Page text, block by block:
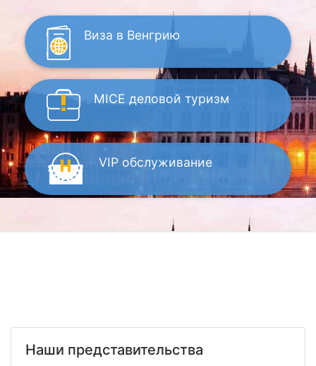
Виза в Венгрию
MICE деловой туризм
VIP обслуживание
Наши представительства